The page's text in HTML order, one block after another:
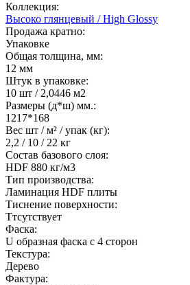
Коллекция:
Высоко глянцевый / High Glossy
Продажа кратно:
Упаковке
Общая толщина, мм:
12 мм
Штук в упаковке:
10 шт / 2,0446 м2
Размеры (д*ш) мм.:
1217*168
Вес шт / м² / упак (кг):
2,2 / 10 / 22 кг
Состав базового слоя:
HDF 880 кг/м3
Тип производства:
Ламинация HDF плиты
Тиснение поверхности:
Ттсутствует
Фаска:
U образная фаска с 4 сторон
Текстура:
Дерево
Фактура: